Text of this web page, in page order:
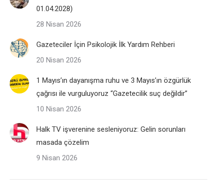
01.04.2028)
28 Nisan 2026
Gazeteciler İçin Psikolojik İlk Yardım Rehberi
20 Nisan 2026
1 Mayıs’ın dayanışma ruhu ve 3 Mayıs’ın özgürlük
çağrısı ile vurguluyoruz “Gazetecilik suç değildir”
10 Nisan 2026
Halk TV işverenine sesleniyoruz: Gelin sorunları
masada çözelim
9 Nisan 2026